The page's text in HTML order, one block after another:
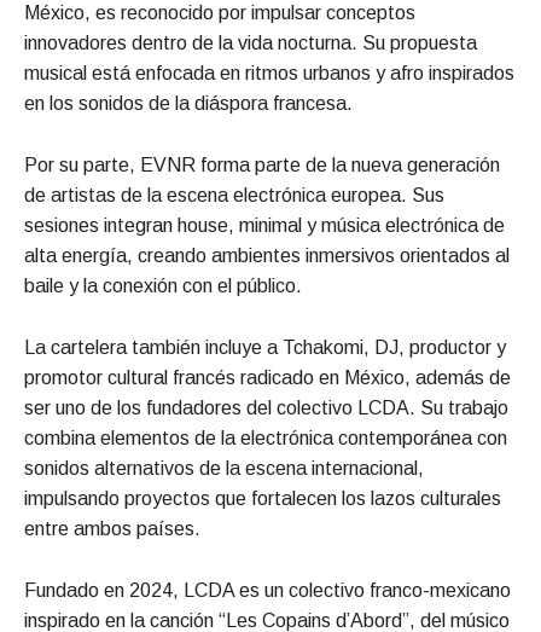
México, es reconocido por impulsar conceptos
innovadores dentro de la vida nocturna. Su propuesta
musical está enfocada en ritmos urbanos y afro inspirados
en los sonidos de la diáspora francesa.
Por su parte, EVNR forma parte de la nueva generación
de artistas de la escena electrónica europea. Sus
sesiones integran house, minimal y música electrónica de
alta energía, creando ambientes inmersivos orientados al
baile y la conexión con el público.
La cartelera también incluye a Tchakomi, DJ, productor y
promotor cultural francés radicado en México, además de
ser uno de los fundadores del colectivo LCDA. Su trabajo
combina elementos de la electrónica contemporánea con
sonidos alternativos de la escena internacional,
impulsando proyectos que fortalecen los lazos culturales
entre ambos países.
Fundado en 2024, LCDA es un colectivo franco-mexicano
inspirado en la canción “Les Copains d’Abord”, del músico